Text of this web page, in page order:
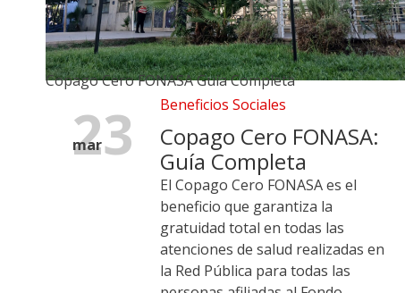
Copago Cero FONASA Guía Completa
mar
23 Beneficios Sociales
Copago Cero FONASA:
Guía Completa
El Copago Cero FONASA es el
beneficio que garantiza la
gratuidad total en todas las
atenciones de salud realizadas en
la Red Pública para todas las